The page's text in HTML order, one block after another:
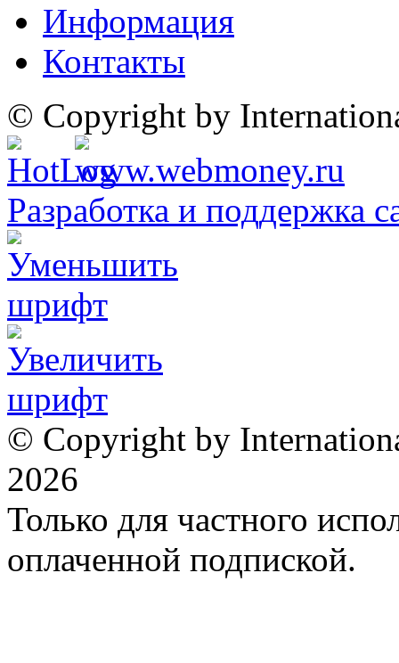
Информация
Контакты
© Copyright by
Разработка и поддержка
© Copyright by
2026
Только для частного
оплаченной подпиской.